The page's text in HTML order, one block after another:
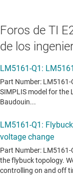
Foros de TI
de los